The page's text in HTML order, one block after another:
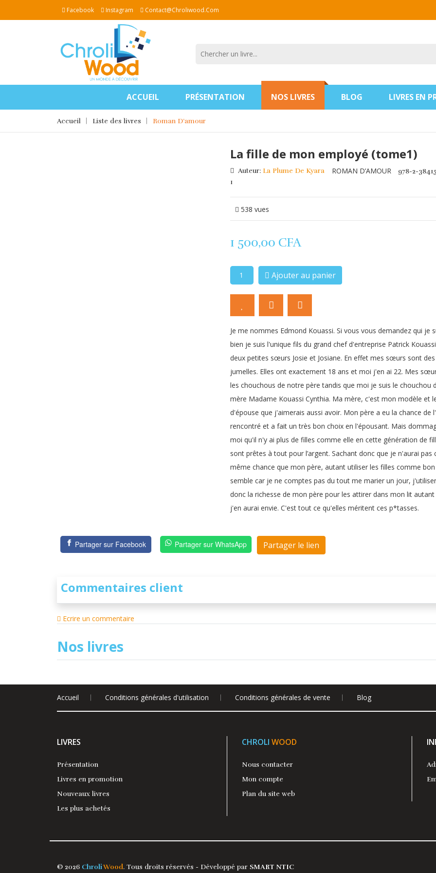
Facebook Instagram Contact@chroliwood.com
ACCUEIL PRÉSENTATION NOS LIVRES BLOG LIVRES EN
Accueil Liste des livres Roman D’amour
La fille de mon employé (tome1)
Auteur: La Plume De Kyara ROMAN D’AMOUR
978-2-
1
538 vues
1 500,00 CFA
Ajouter au panier
Je me nommes Edmond Kouassi. Si vous vous demandez qui je
bien je suis l'unique fils du grand chef d'entreprise Patrick
deux petites sœurs Josie et Josiane. En effet mes sœurs sont des
jumelles. Elles ont exactement 18 ans et moi j'en ai 22. Mes
les chouchous de notre père tandis que moi je suis le chouchou
mère Madame Kouassi Cynthia. Ma mère, c'est mon modèle et
d'épouse que j'aimerais aussi avoir. Mon père a eu la chance de
rencontré et a fait un très bon choix en l'épousant. Mais
moi qu'il n'y ai plus de filles comme elle en cette génération de
sont prêtes à tout pour l’argent. Sachant donc que je n'aurai pas
même chance que mon père, autant utiliser les filles comme
semble car je ne comptes pas du tout me marier un jour,
donc la richesse de mon père pour les attirer dans mon lit autant
j'en aurai envie. C'est tout ce qu'elles méritent ces p*tasses.
Partager sur Facebook Partager sur WhatsApp Partager le lien
Commentaires client
Ecrire un commentaire
Nos livres
Accueil Conditions générales d'utilisation Conditions générales de vente Blog
LIVRES
Présentation
Livres en promotion
Nouveaux livres
Les plus achetés
CHROLI WOOD
Nous contacter
Mon compte
Plan du site web
© 2026 ChroliWood. Tous droits réservés - Développé par SMART NTIC